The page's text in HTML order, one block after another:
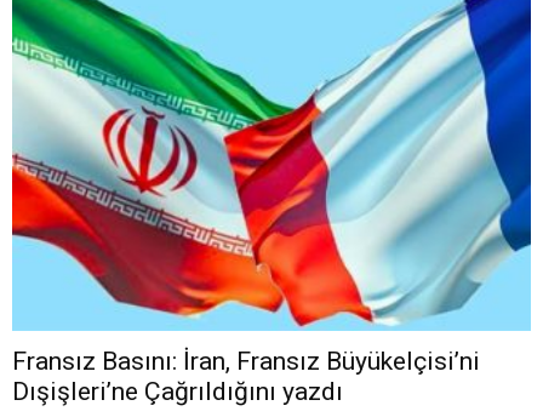
Fransız Basını: İran, Fransız Büyükelçisi’ni
Dışişleri’ne Çağrıldığını yazdı